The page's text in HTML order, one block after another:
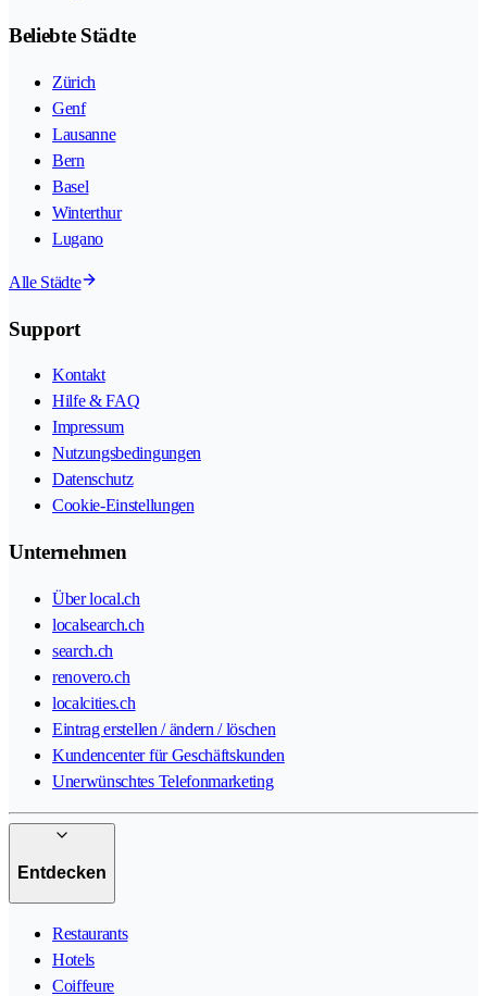
Beliebte Städte
Zürich
Genf
Lausanne
Bern
Basel
Winterthur
Lugano
Alle Städte
Support
Kontakt
Hilfe & FAQ
Impressum
Nutzungsbedingungen
Datenschutz
Cookie-Einstellungen
Unternehmen
Über local.ch
localsearch.ch
search.ch
renovero.ch
localcities.ch
Eintrag erstellen / ändern / löschen
Kundencenter für Geschäftskunden
Unerwünschtes Telefonmarketing
Entdecken
Restaurants
Hotels
Coiffeure